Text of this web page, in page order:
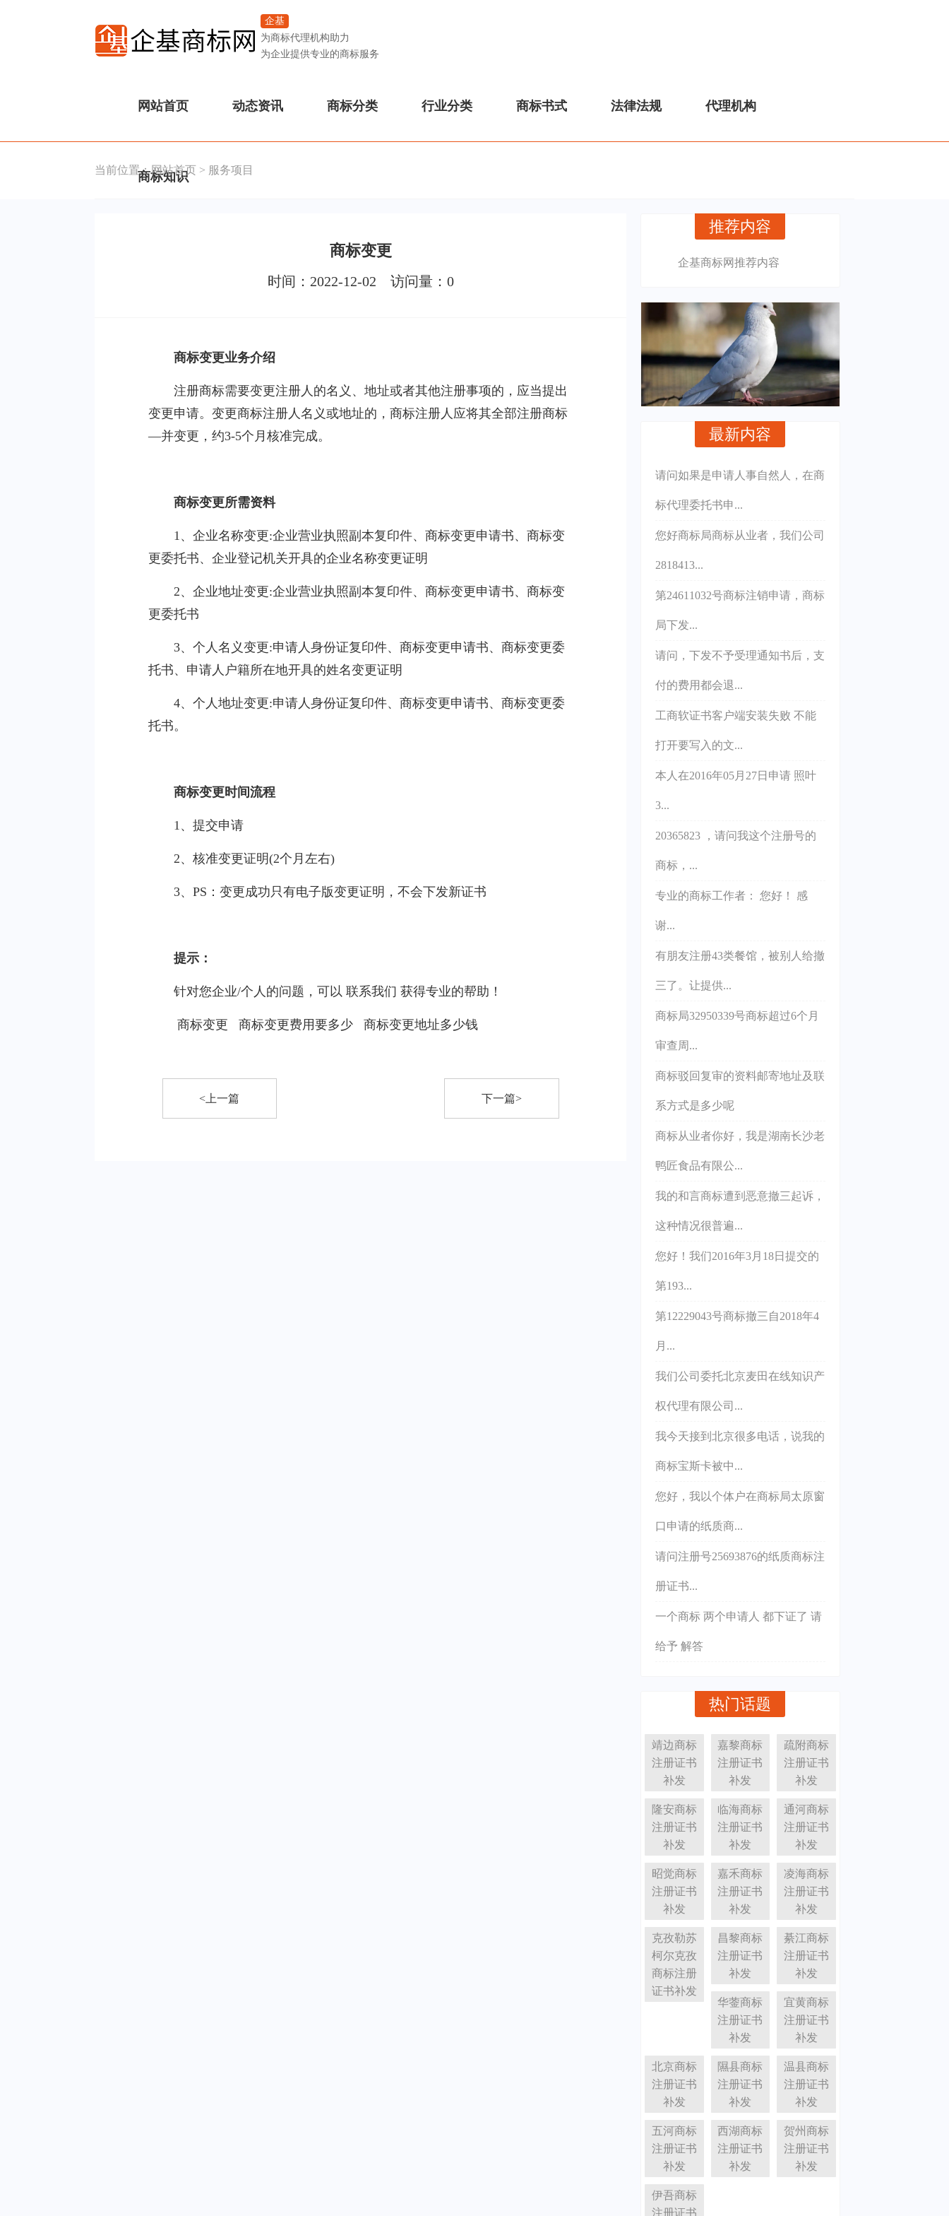
企基
为商标代理机构助力
为企业提供专业的商标服务
网站首页 动态资讯 商标分类 行业分类 商标书式 法律法规 代理机构
商标知识
当前位置：网站首页 > 服务项目
商标变更
时间：2022-12-02 访问量： 0
商标变更业务介绍
注册商标需要变更注册人的名义、地址或者其他注册事项的，应当提出
变更申请。变更商标注册人名义或地址的，商标注册人应将其全部注册商标
—并变更，约3-5个月核准完成。
商标变更所需资料
1、企业名称变更:企业营业执照副本复印件、商标变更申请书、商标变
更委托书、企业登记机关开具的企业名称变更证明
2、企业地址变更:企业营业执照副本复印件、商标变更申请书、商标变
更委托书
3、个人名义变更:申请人身份证复印件、商标变更申请书、商标变更委
托书、申请人户籍所在地开具的姓名变更证明
4、个人地址变更:申请人身份证复印件、商标变更申请书、商标变更委
托书。
商标变更时间流程
1、提交申请
2、核准变更证明(2个月左右)
3、PS：变更成功只有电子版变更证明，不会下发新证书
提示：
针对您企业/个人的问题，可以 联系我们 获得专业的帮助！
商标变更 商标变更费用要多少 商标变更地址多少钱
<上一篇 下一篇>
推荐内容
企基商标网推荐内容
最新内容
请问如果是申请人事自然人，在商
标代理委托书申...
您好商标局商标从业者，我们公司
2818413...
第24611032号商标注销申请，商标
局下发...
请问，下发不予受理通知书后，支
付的费用都会退...
工商软证书客户端安装失败 不能
打开要写入的文...
本人在2016年05月27日申请 照叶
3...
20365823 ，请问我这个注册号的
商标，...
专业的商标工作者： 您好！ 感
谢...
有朋友注册43类餐馆，被别人给撤
三了。让提供...
商标局32950339号商标超过6个月
审查周...
商标驳回复审的资料邮寄地址及联
系方式是多少呢
商标从业者你好，我是湖南长沙老
鸭匠食品有限公...
我的和言商标遭到恶意撤三起诉，
这种情况很普遍...
您好！我们2016年3月18日提交的
第193...
第12229043号商标撤三自2018年4
月...
我们公司委托北京麦田在线知识产
权代理有限公司...
我今天接到北京很多电话，说我的
商标宝斯卡被中...
您好，我以个体户在商标局太原窗
口申请的纸质商...
请问注册号25693876的纸质商标注
册证书...
一个商标 两个申请人 都下证了 请
给予 解答
热门话题
靖边商标
注册证书
补发
嘉黎商标
注册证书
补发
疏附商标
注册证书
补发
隆安商标
注册证书
补发
临海商标
注册证书
补发
通河商标
注册证书
补发
昭觉商标
注册证书
补发
嘉禾商标
注册证书
补发
凌海商标
注册证书
补发
克孜勒苏
柯尔克孜
商标注册
证书补发
昌黎商标
注册证书
补发
綦江商标
注册证书
补发
华蓥商标
注册证书
补发
宜黄商标
注册证书
补发
北京商标
注册证书
补发
隰县商标
注册证书
补发
温县商标
注册证书
补发
五河商标
注册证书
补发
西湖商标
注册证书
补发
贺州商标
注册证书
补发
伊吾商标
注册证书